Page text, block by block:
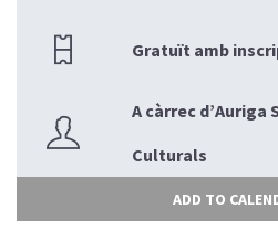
Gratuït amb
A càrrec d’Auriga
Culturals
ADD TO